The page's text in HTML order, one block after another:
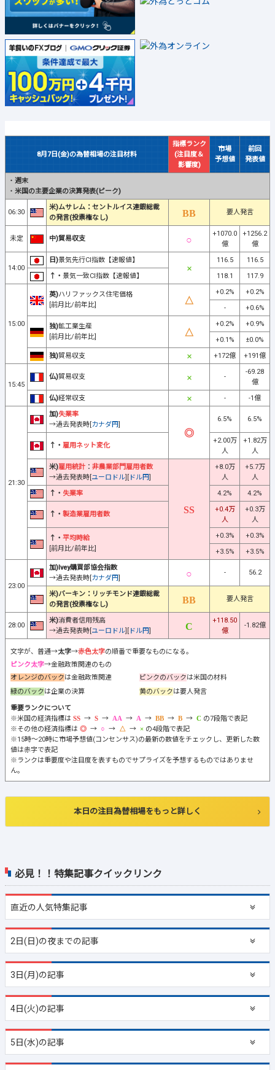
必見！！特集記事クイックリンク
直近の人気特集記事
2日(日)の夜までの記事
3日(月)の記事
4日(火)の記事
5日(水)の記事
8月7日(金)の為替相場の注目材料
指標ランク
(注目度＆
影響度)
市場
予想値
前回
発表値
・ 週末
・ 米国の主要企業の決算発表(ピーク)
06:30
米)ムサレム：セントルイス連銀総裁
の発言(投票権なし)
要人発言
未定 中)貿易収支
+1070.0
億
+1256.2
億
14:00
日)景気先行CI指数【速報値】 116.5
116.5
↑・ 景気一致CI指数【速報値】 118.1 117.9
15:00
英)ハリファックス住宅価格
[前月比/前年比]
+0.2%
+0.2%
-
+0.6%
独)鉱工業生産
[前月比/前年比]
+0.2%
+0.9%
+0.1%
±0.0%
独)貿易収支 +172億 +191億
15:45
仏)貿易収支 -
-69.28
億
仏)経常収支 - -1億
21:30
加)失業率
→過去発表時[ カナダ円
6.5% 6.5%
↑・ 雇用ネット変化
+2.00万
人
+1.82万
人
米)雇用統計 ： 非農業部門雇用者数
→過去発表時[ ユーロドル ドル円
+8.0万
人
+5.7万
人
↑・ 失業率 4.2% 4.2%
↑・ 製造業雇用者数
+0.4万
人
+0.3万
人
↑・ 平均時給
[前月比/前年比]
+0.3%
+0.3%
+3.5%
+3.5%
23:00
加)Ivey購買部協会指数
→過去発表時[ カナダ円
- 56.2
米)バーキン：リッチモンド連銀総裁
の発言(投票権なし)
要人発言
28:00
米)消費者信用残高
→過去発表時[ ユーロドル ドル円
+118.50
億
-1.82億
文字が、普通→太字→赤色太字の順番で重要なものになる。
ピンク太字→金融政策関連のもの
オレンジのバックは金融政策関連 ピンクのバックは米国の材料
緑のバックは企業の決算 黄のバックは要人発言
重要ランクについて
※米国の経済指標は
→ → → → → →
の7段階で表記
※その他の経済指標は
→ → →
の4段階で表記
※15時～20時に市場予想値(コンセンサス)の最新の数値をチェックし、更新した数
値は赤字で表記
※ランクは重要度や注目度を表すものでサプライズを予想するものではありませ
ん。
本日の注目為替相場をもっと詳しく